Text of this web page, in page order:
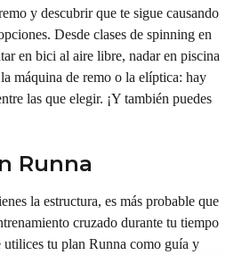
y descubrir que te sigue causando
Desde clases de spinning en
en bici al aire libre, nadar en piscina
máquina de remo o la elíptica: hay
las que elegir. ¡Y también puedes
Runna
la estructura, es más probable que
cruzado durante tu tiempo
tu plan Runna como guía y